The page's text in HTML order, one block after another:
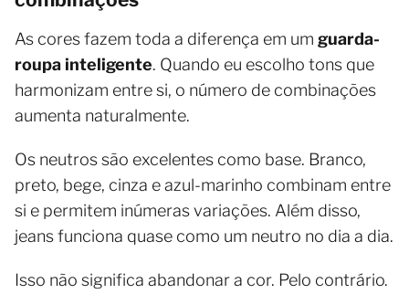
As cores fazem toda a diferença em um guarda-
roupa inteligente. Quando eu escolho tons que
harmonizam entre si, o número de combinações
aumenta naturalmente.
Os neutros são excelentes como base. Branco,
preto, bege, cinza e azul-marinho combinam entre
si e permitem inúmeras variações. Além disso,
jeans funciona quase como um neutro no dia a dia.
Isso não significa abandonar a cor. Pelo contrário.